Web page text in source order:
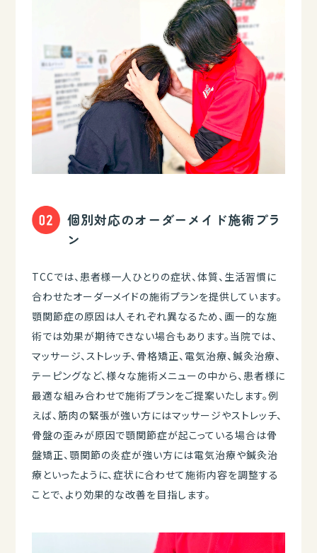
個別対応のオーダーメイド施術プラ
ン
TCCでは、患者様一人ひとりの症状、体質、生活習慣に
合わせたオーダーメイドの施術プランを提供しています。
顎関節症の原因は人それぞれ異なるため、画一的な施
術では効果が期待できない場合もあります。当院では、
マッサージ、ストレッチ、骨格矯正、電気治療、鍼灸治療、
テーピングなど、様々な施術メニューの中から、患者様に
最適な組み合わせで施術プランをご提案いたします。例
えば、筋肉の緊張が強い方にはマッサージやストレッチ、
骨盤の歪みが原因で顎関節症が起こっている場合は骨
盤矯正、顎関節の炎症が強い方には電気治療や鍼灸治
療といったように、症状に合わせて施術内容を調整する
ことで、より効果的な改善を目指します。